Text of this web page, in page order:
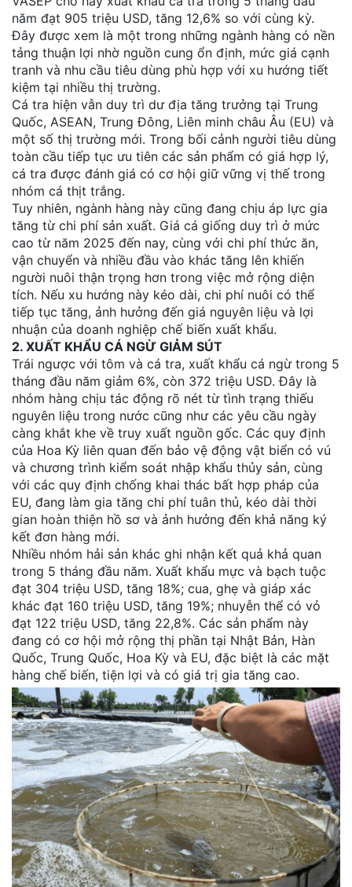
năm đạt 905 triệu USD, tăng 12,6% so với cùng kỳ.
Đây được xem là một trong những ngành hàng có nền
tảng thuận lợi nhờ nguồn cung ổn định, mức giá cạnh
tranh và nhu cầu tiêu dùng phù hợp với xu hướng tiết
kiệm tại nhiều thị trường.
Cá tra hiện vẫn duy trì dư địa tăng trưởng tại Trung
Quốc, ASEAN, Trung Đông, Liên minh châu Âu (EU) và
một số thị trường mới. Trong bối cảnh người tiêu dùng
toàn cầu tiếp tục ưu tiên các sản phẩm có giá hợp lý,
cá tra được đánh giá có cơ hội giữ vững vị thế trong
nhóm cá thịt trắng.
Tuy nhiên, ngành hàng này cũng đang chịu áp lực gia
tăng từ chi phí sản xuất. Giá cá giống duy trì ở mức
cao từ năm 2025 đến nay, cùng với chi phí thức ăn,
vận chuyển và nhiều đầu vào khác tăng lên khiến
người nuôi thận trọng hơn trong việc mở rộng diện
tích. Nếu xu hướng này kéo dài, chi phí nuôi có thể
tiếp tục tăng, ảnh hưởng đến giá nguyên liệu và lợi
nhuận của doanh nghiệp chế biến xuất khẩu.
2. XUẤT KHẨU CÁ NGỪ GIẢM SÚT
Trái ngược với tôm và cá tra, xuất khẩu cá ngừ trong 5
tháng đầu năm giảm 6%, còn 372 triệu USD. Đây là
nhóm hàng chịu tác động rõ nét từ tình trạng thiếu
nguyên liệu trong nước cũng như các yêu cầu ngày
càng khắt khe về truy xuất nguồn gốc. Các quy định
của Hoa Kỳ liên quan đến bảo vệ động vật biển có vú
và chương trình kiểm soát nhập khẩu thủy sản, cùng
với các quy định chống khai thác bất hợp pháp của
EU, đang làm gia tăng chi phí tuân thủ, kéo dài thời
gian hoàn thiện hồ sơ và ảnh hưởng đến khả năng ký
kết đơn hàng mới.
Nhiều nhóm hải sản khác ghi nhận kết quả khả quan
trong 5 tháng đầu năm. Xuất khẩu mực và bạch tuộc
đạt 304 triệu USD, tăng 18%; cua, ghẹ và giáp xác
khác đạt 160 triệu USD, tăng 19%; nhuyễn thể có vỏ
đạt 122 triệu USD, tăng 22,8%. Các sản phẩm này
đang có cơ hội mở rộng thị phần tại Nhật Bản, Hàn
Quốc, Trung Quốc, Hoa Kỳ và EU, đặc biệt là các mặt
hàng chế biến, tiện lợi và có giá trị gia tăng cao.